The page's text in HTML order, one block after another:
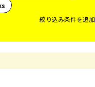
絞り込み条件を追加